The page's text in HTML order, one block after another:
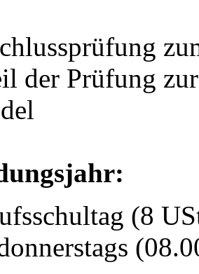
der Prüfung
(8